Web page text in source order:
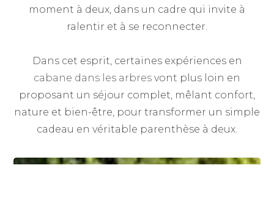
moment à deux, dans un cadre qui invite à
ralentir et à se reconnecter.
Dans cet esprit, certaines expériences en
cabane dans les arbres vont plus loin en
proposant un séjour complet, mêlant confort,
nature et bien-être, pour transformer un simple
cadeau en véritable parenthèse à deux.